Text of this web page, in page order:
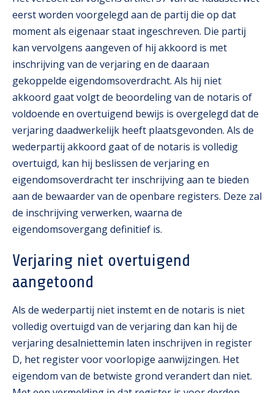
eerst worden voorgelegd aan de partij die op dat
moment als eigenaar staat ingeschreven. Die partij
kan vervolgens aangeven of hij akkoord is met
inschrijving van de verjaring en de daaraan
gekoppelde eigendomsoverdracht. Als hij niet
akkoord gaat volgt de beoordeling van de notaris of
voldoende en overtuigend bewijs is overgelegd dat de
verjaring daadwerkelijk heeft plaatsgevonden. Als de
wederpartij akkoord gaat of de notaris is volledig
overtuigd, kan hij beslissen de verjaring en
eigendomsoverdracht ter inschrijving aan te bieden
aan de bewaarder van de openbare registers. Deze zal
de inschrijving verwerken, waarna de
eigendomsovergang definitief is.
Verjaring niet overtuigend
aangetoond
Als de wederpartij niet instemt en de notaris is niet
volledig overtuigd van de verjaring dan kan hij de
verjaring desalniettemin laten inschrijven in register
D, het register voor voorlopige aanwijzingen. Het
eigendom van de betwiste grond verandert dan niet.